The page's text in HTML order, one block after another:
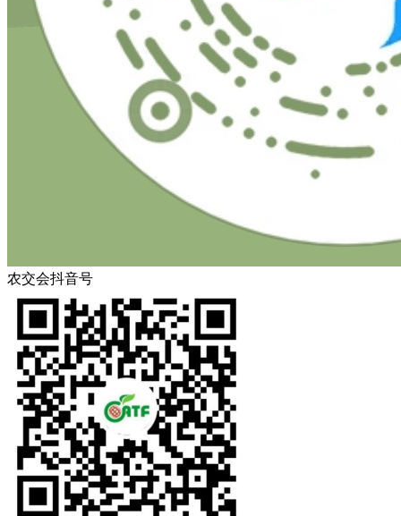
农交会抖音号